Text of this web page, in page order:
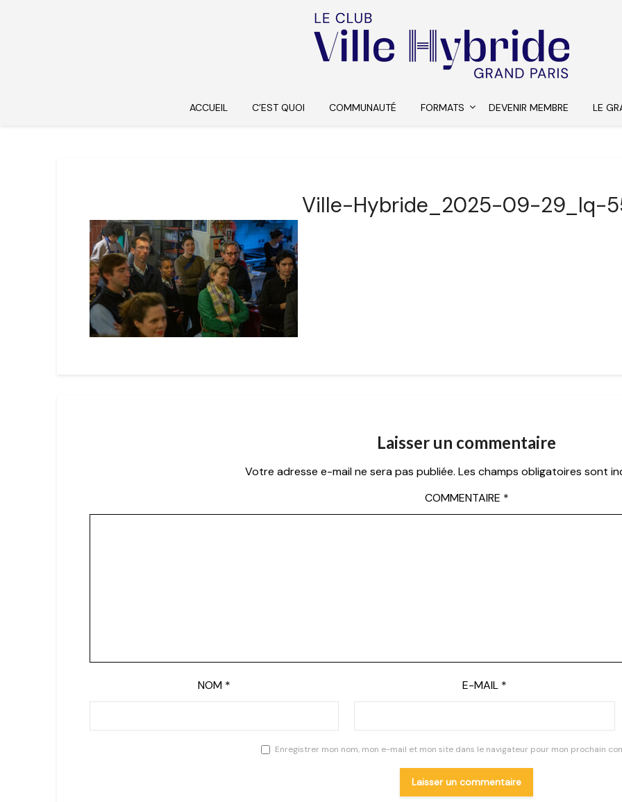
ACCUEIL C’EST QUOI COMMUNAUTÉ FORMATS DEVENIR MEMBRE LE
Ville-Hybride_2025-09-29_lq-
Laisser un commentaire
Votre adresse e-mail ne sera pas publiée. Les champs obligatoires sont
COMMENTAIRE *
NOM * E-MAIL *
Enregistrer mon nom, mon e-mail et mon site dans le navigateur pour mon prochain